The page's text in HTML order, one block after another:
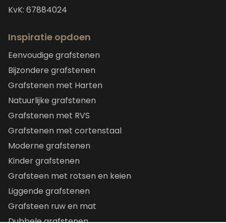
KvK: 67884024
Inspiratie opdoen
Eenvoudige grafstenen
Bijzondere grafstenen
Grafstenen met Harten
Natuurlijke grafstenen
Grafstenen met RVS
Grafstenen met cortenstaal
Moderne grafstenen
Kinder grafstenen
Grafsteen met rotsen en keien
Liggende grafstenen
Grafsteen ruw en mat